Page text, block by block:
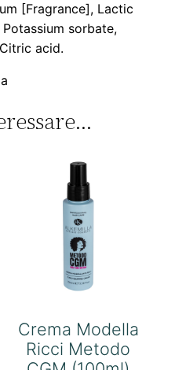
[Fragrance], Lactic
sorbate,
acid.
Crema Modella
Ricci Metodo